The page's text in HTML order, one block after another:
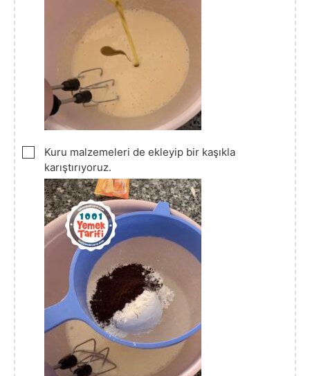
▢
Kuru malzemeleri de ekleyip bir kaşıkla
karıştırıyoruz.